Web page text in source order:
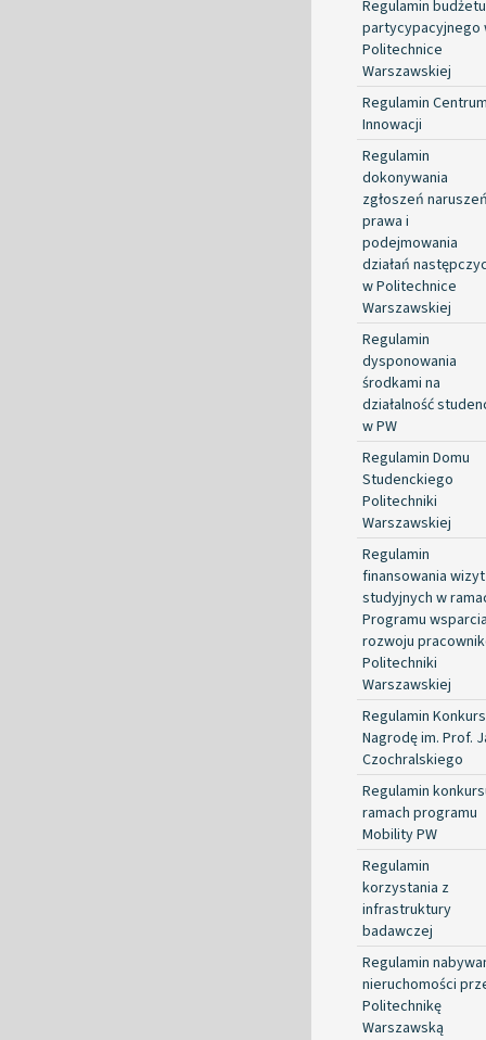
Regulamin budżetu
partycypacyjnego
Politechnice
Warszawskiej
Regulamin Centrum
Innowacji
Regulamin
dokonywania
zgłoszeń naruszeń
prawa i
podejmowania
działań
w Politechnice
Warszawskiej
Regulamin
dysponowania
środkami na
działalność
w PW
Regulamin Domu
Studenckiego
Politechniki
Warszawskiej
Regulamin
finansowania wizyt
studyjnych w
Programu wsparcia
rozwoju
Politechniki
Warszawskiej
Regulamin
Nagrodę im. Prof.
Czochralskiego
Regulamin
ramach programu
Mobility PW
Regulamin
korzystania z
infrastruktury
badawczej
Regulamin
nieruchomości
Politechnikę
Warszawską